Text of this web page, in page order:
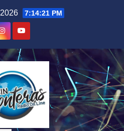
7:14:22 PM